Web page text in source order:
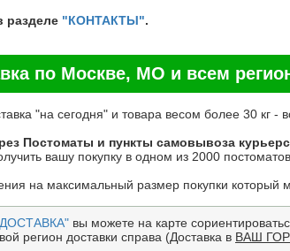
разделе "КОНТАКТЫ".
по Москве, МО и всем
"на сегодня" и товара весом более 30 кг
Постоматы и пункты самовывоза
вашу покупку в одном из 2000
на максимальный размер покупки который
вы можете на карте
регион доставки справа (Доставка в ВАШ